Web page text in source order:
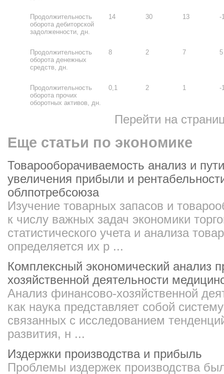
Продолжительность
оборота дебиторской
задолженности, дн.
14 30 13 -
Продолжительность
оборота денежных
средств, дн.
8 2 7 5
Продолжительность
оборота прочих
оборотных активов, дн.
0,1 2 1 -
Перейти на
Еще статьи по экономике
Товарооборачиваемость анализ и
увеличения прибыли и
облпотребсоюза
Изучение товарных запасов и
к числу важных задач экономики
статистического учета и анализа
определяется их р ...
Комплексный экономический анализ
хозяйственной деятельности
Анализ финансово-хозяйственной
как наука представляет собой
связанных с исследованием
развития, н ...
Издержки производства и прибыль
Проблемы издержек производства